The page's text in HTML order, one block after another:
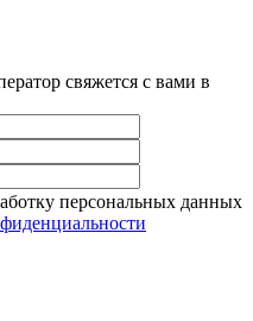
свяжется с вами в
персональных данных